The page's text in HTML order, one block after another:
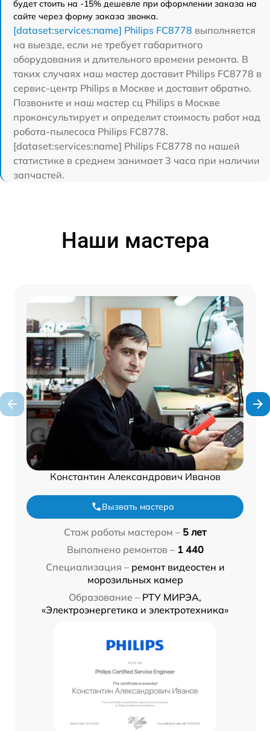
будет стоить на -15% дешевле при оформлении заказа на
сайте через форму заказа звонка.
[dataset:services:name] Philips FC8778 выполняется
на выезде, если не требует габаритного
оборудования и длительного времени ремонта. В
таких случаях наш мастер доставит Philips FC8778 в
сервис-центр Philips в Москве и доставит обратно.
Позвоните и наш мастер сц Philips в Москве
проконсультирует и определит стоимость работ над
робота-пылесоса Philips FC8778.
[dataset:services:name] Philips FC8778 по нашей
статистике в среднем занимает 3 часа при наличии
запчастей.
Наши мастера
Константин Александрович Иванов
Вызвать мастера
Стаж работы мастером – 5 лет
Выполнено ремонтов – 1 440
Специализация – ремонт видеостен и
морозильных камер
Образование – РТУ МИРЭА,
«Электроэнергетика и электротехника»